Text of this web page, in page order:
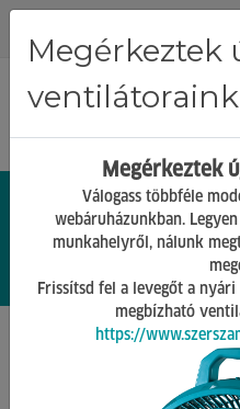
Stihl
Megérkeztek
Megérkeztek
Válogass többféle
webáruházunkban.
munkahelyről, nálunk
Frissítsd fel a levegőt a
megbízható
https://